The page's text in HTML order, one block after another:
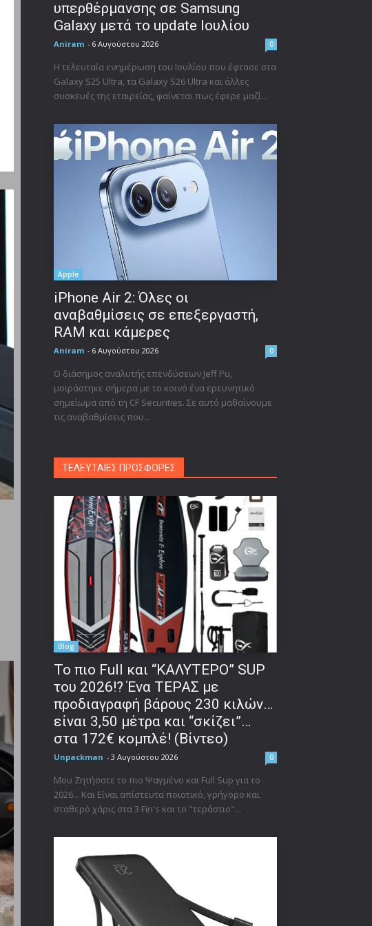
υπερθέρμανσης σε Samsung
Galaxy μετά το update Ιουλίου
Aniram - 6 Αυγούστου 2026 0
Η τελευταία ενημέρωση του Ιουλίου που έφτασε στα
Galaxy S25 Ultra, τα Galaxy S26 Ultra και άλλες
συσκευές της εταιρείας, φαίνεται πως έφερε μαζί...
Apple
iPhone Air 2: Όλες οι
αναβαθμίσεις σε επεξεργαστή,
RAM και κάμερες
Aniram - 6 Αυγούστου 2026 0
Ο διάσημος αναλυτής επενδύσεων Jeff Pu,
μοιράστηκε σήμερα με το κοινό ένα ερευνητικό
σημείωμα από τη CF Securities. Σε αυτό μαθαίνουμε
τις αναβαθμίσεις που...
ΤΕΛΕΥΤΑΙΕΣ ΠΡΟΣΦΟΡΕΣ
Blog
To πιο Full και “ΚΑΛΥΤΕΡΟ” SUP
του 2026!? Ένα ΤΕΡΑΣ με
προδιαγραφή βάρους 230 κιλών…
είναι 3,50 μέτρα και “σκίζει”…
στα 172€ κομπλέ! (Βίντεο)
Unpackman - 3 Αυγούστου 2026 0
Μου Ζητήσατε το πιο Ψαγμένο και Full Sup για το
2026... Και Είναι απίστευτα ποιοτικό, γρήγορο και
σταθερό χάρις στα 3 Fin's και το "τεράστιο"...